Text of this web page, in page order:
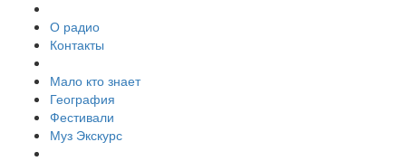
О радио
Контакты
Мало кто знает
География
Фестивали
Муз Экскурс